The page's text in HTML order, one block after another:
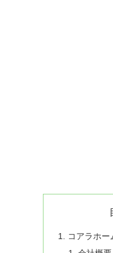
コアラホー